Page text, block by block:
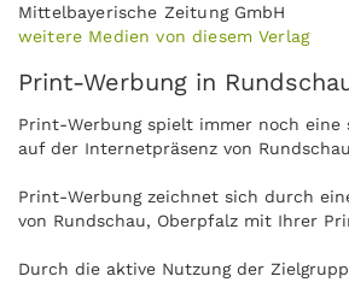
Mittelbayerische Zeitung GmbH
weitere Medien von diesem Verlag
Print-Werbung in
Print-Werbung spielt immer noch
auf der Internetpräsenz von
Print-Werbung zeichnet sich durch
von Rundschau, Oberpfalz mit Ihrer
Durch die aktive Nutzung der